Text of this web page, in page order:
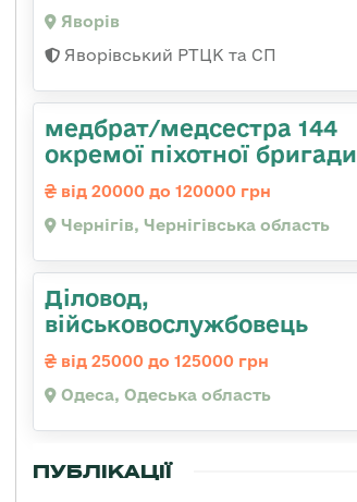
Яворів
Яворівський РТЦК та СП
медбрат/медсестра 144
окремої піхотної бригади
від 20000 до 120000 грн
Чернігів, Чернігівська область
Діловод,
військовослужбовець
від 25000 до 125000 грн
Одеса, Одеська область
ПУБЛІКАЦІЇ